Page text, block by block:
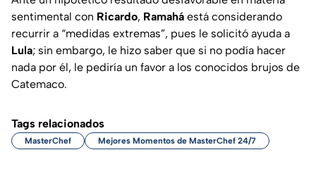
sentimental con Ricardo, Ramahá está considerando
recurrir a “medidas extremas”, pues le solicitó ayuda a
Lula; sin embargo, le hizo saber que si no podía hacer
nada por él, le pediría un favor a los conocidos brujos de
Catemaco.
Tags relacionados
MasterChef Mejores Momentos de MasterChef 24/7